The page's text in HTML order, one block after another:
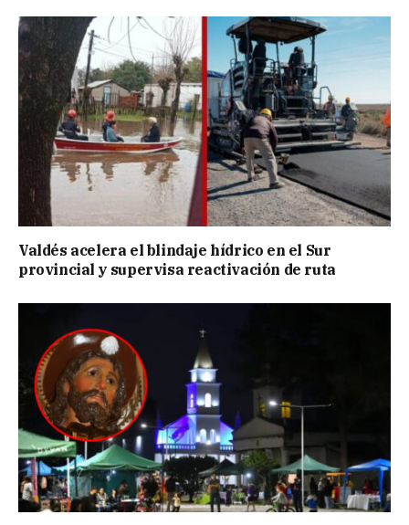
Valdés acelera el blindaje hídrico en el Sur
provincial y supervisa reactivación de ruta